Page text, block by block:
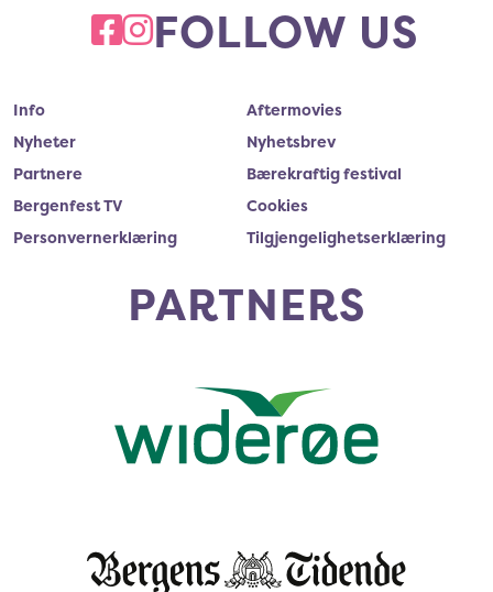
FOLLOW US
Info
Aftermovies
Nyheter
Nyhetsbrev
Partnere
Bærekraftig festival
Bergenfest TV
Cookies
Personvernerklæring
Tilgjengelighetserklæring
PARTNERS